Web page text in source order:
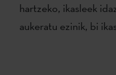
hartzeko, ikasleek
aukeratu ezinik, bi